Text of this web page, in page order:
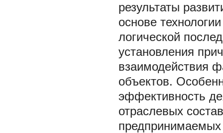
результаты
основе
логической
установления
взаимодействия
объектов.
эффективность
отраслевых
предпринимаемых